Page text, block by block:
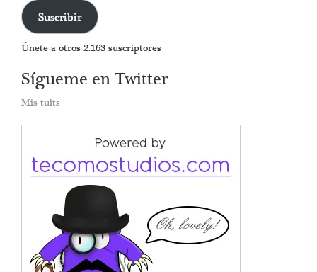
correo
electrónico
Suscribir
Únete a otros 2.163 suscriptores
Sígueme en Twitter
Mis tuits